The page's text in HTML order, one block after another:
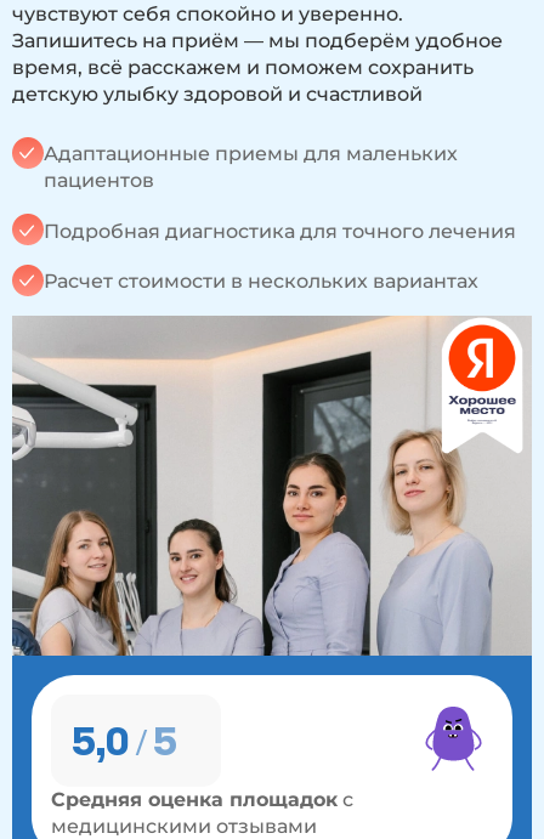
чувствуют себя спокойно и уверенно.
Запишитесь на приём — мы подберём удобное
время, всё расскажем и поможем сохранить
детскую улыбку здоровой и счастливой
Адаптационные приемы для маленьких
пациентов
Подробная диагностика для точного лечения
Расчет стоимости в нескольких вариантах
5,0/ 5
Средняя оценка площадок с
медицинскими отзывами